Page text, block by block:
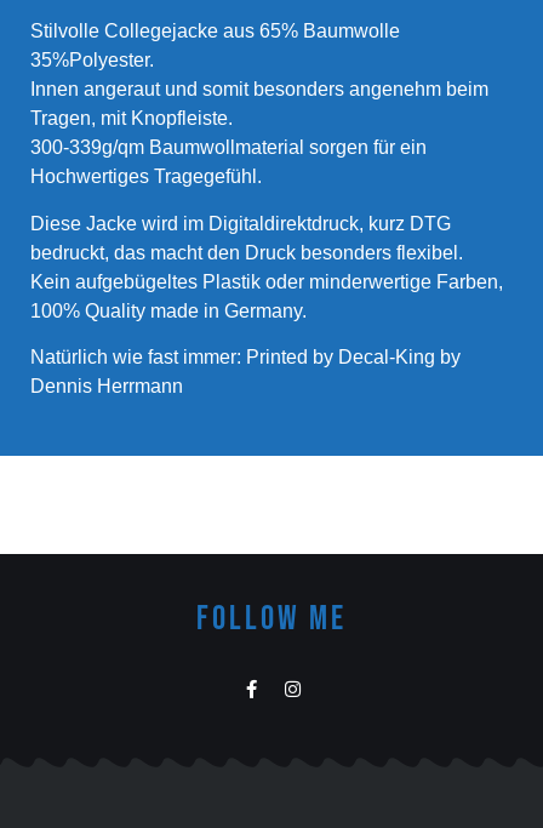
Stilvolle Collegejacke aus 65% Baumwolle
35%Polyester.
Innen angeraut und somit besonders angenehm beim
Tragen, mit Knopfleiste.
300-339g/qm Baumwollmaterial sorgen für ein
Hochwertiges Tragegefühl.
Diese Jacke wird im Digitaldirektdruck, kurz DTG
bedruckt, das macht den Druck besonders flexibel.
Kein aufgebügeltes Plastik oder minderwertige Farben,
100% Quality made in Germany.
Natürlich wie fast immer: Printed by Decal-King by
Dennis Herrmann
FOLLOW ME